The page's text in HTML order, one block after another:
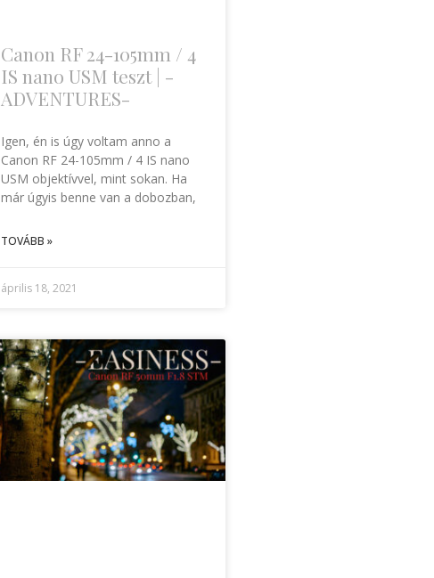
Canon RF 24-105mm / 4
IS nano USM teszt | -
ADVENTURES-
Igen, én is úgy voltam anno a
Canon RF 24-105mm / 4 IS nano
USM objektívvel, mint sokan. Ha
már úgyis benne van a dobozban,
TOVÁBB »
április 18, 2021